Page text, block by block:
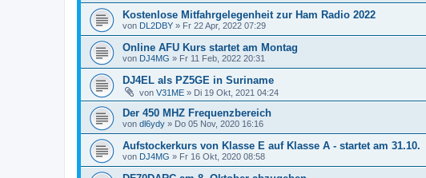
Kostenlose Mitfahrgelegenheit zur Ham Radio 2022
von DL2DBY » Fr 22 Apr, 2022 07:29
Online AFU Kurs startet am Montag
von DJ4MG » Fr 11 Feb, 2022 20:31
DJ4EL als PZ5GE in Suriname
von V31ME » Di 19 Okt, 2021 04:24
Der 450 MHZ Frequenzbereich
von dl6ydy » Do 05 Nov, 2020 16:16
Aufstockerkurs von Klasse E auf Klasse A - startet am 31.10.
von DJ4MG » Fr 16 Okt, 2020 08:58